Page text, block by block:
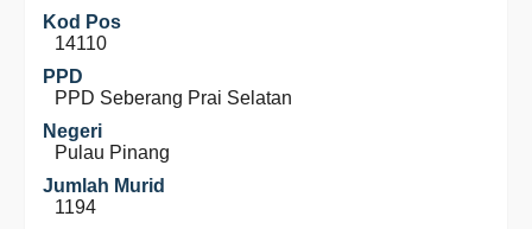
Kod Pos
14110
PPD
PPD Seberang Prai Selatan
Negeri
Pulau Pinang
Jumlah Murid
1194